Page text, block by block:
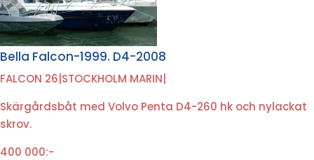
Bella Falcon-1999. D4-2008
FALCON 26 STOCKHOLM MARIN
Skärgårdsbåt med Volvo Penta D4-260 hk och nylackat
skrov.
400 000:-